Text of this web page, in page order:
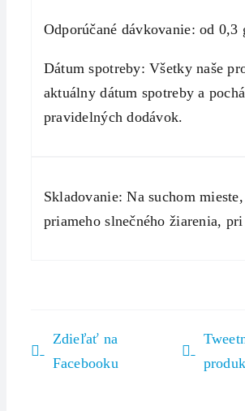
Odporúčané dávkovanie: od 0,3
Dátum spotreby: Všetky naše
aktuálny dátum spotreby a
pravidelných dodávok.
Skladovanie: Na suchom
priameho slnečného žiarenia, pri
Zdieľať na
Facebooku